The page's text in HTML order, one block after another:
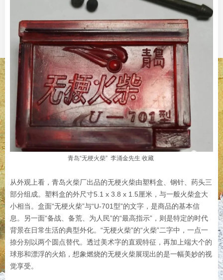
青岛“无梗火柴” 李涌金先生 收藏
从外观上看，青岛火柴厂出品的无梗火柴由塑料盒、钢针、药头三
部分组成。塑料盒的外尺寸5.1 x 3.8 x 1.5厘米，与一般火柴盒大
小相当。盒面“无梗火柴”与“U-701型”的文字，是商品的基本信
息。另一面“备战、备荒、为人民”的“最高指示”，则是特定的时代
背景在日常生活的典型外化。“无梗火柴”的“火柴”二字中，一点一
捺分别以两个圆点替代。透过美术字的直观特征，再加上端大个的
球形和漂浮的火焰，想象燃烧的无梗火柴展现出的是一幅美妙的视
觉享受。